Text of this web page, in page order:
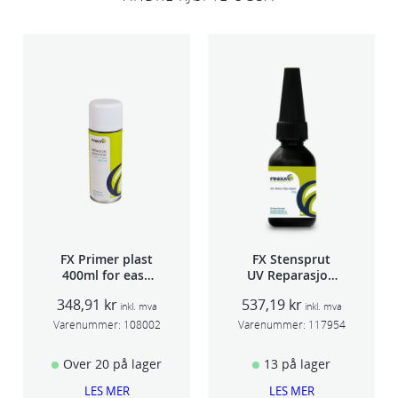
FX Primer plast
400ml for easy
TSP 030
348,91 kr inkl. mva
Varenummer: 108002
Over 20 på lager
LES MER
FX Stensprut
UV Reparasjon
537,19 kr inkl. mva
Varenummer: 117954
13 på lager
LES MER